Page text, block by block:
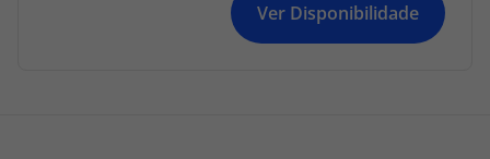
Ver Disponibilidade